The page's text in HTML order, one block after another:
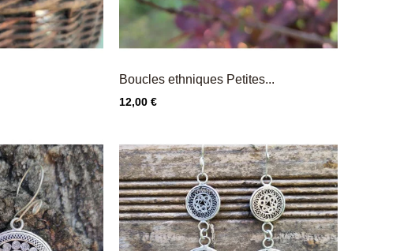
Boucles ethniques Petites...
Prix
12,00 €